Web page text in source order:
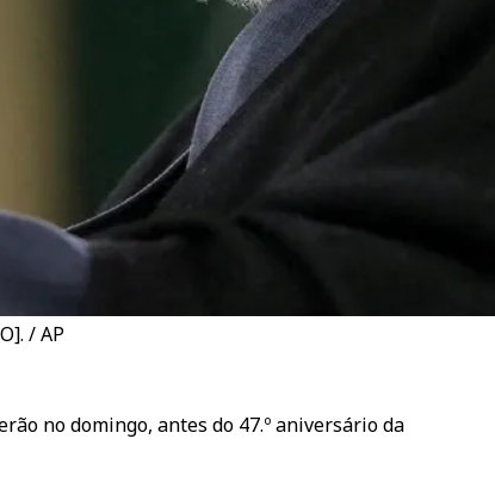
/ AP
no domingo, antes do 47.º aniversário da